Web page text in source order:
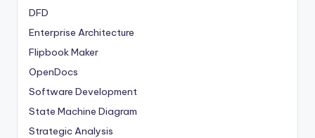
DFD
Enterprise Architecture
Flipbook Maker
OpenDocs
Software Development
State Machine Diagram
Strategic Analysis